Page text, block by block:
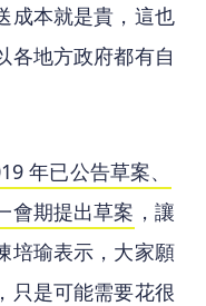
成本就是貴，這也
各地方政府都有自
年已公告草案、
會期提出草案 ，讓
培瑜表示，大家願
只是可能需要花很